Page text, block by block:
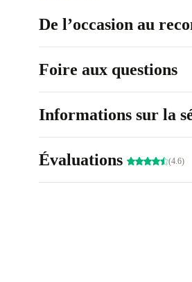
De l’occasion au
Foire aux questions
Informations sur la
Évaluations (4.6)